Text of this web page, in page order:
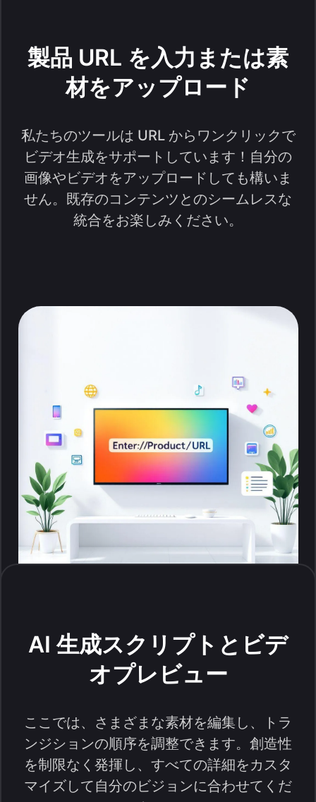
製品 URL を入力または素
材をアップロード
私たちのツールは URL からワンクリックで
ビデオ生成をサポートしています！自分の
画像やビデオをアップロードしても構いま
せん。既存のコンテンツとのシームレスな
統合をお楽しみください。
AI 生成スクリプトとビデ
オプレビュー
ここでは、さまざまな素材を編集し、トラ
ンジションの順序を調整できます。創造性
を制限なく発揮し、すべての詳細をカスタ
マイズして自分のビジョンに合わせてくだ